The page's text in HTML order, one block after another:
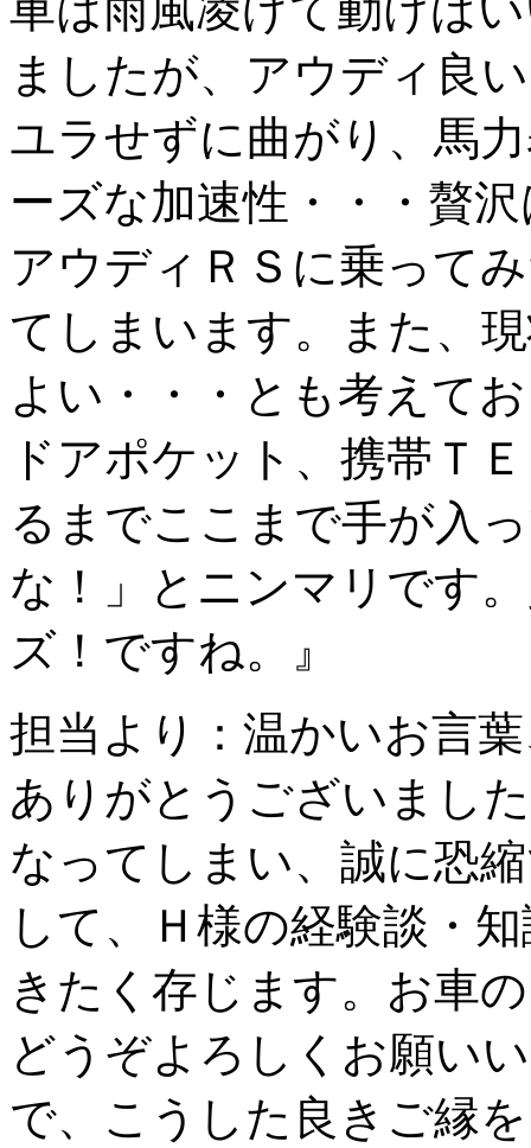
車は雨風凌げて動けば
ましたが、アウディ良
ユラせずに曲がり、馬
ーズな加速性・・・贅
アウディＲＳに乗って
てしまいます。また、
よい・・・とも考えて
ドアポケット、携帯Ｔ
るまでここまで手が入
な！」とニンマリです
ズ！ですね。』
担当より：温かいお言
ありがとうございまし
なってしまい、誠に恐
して、Ｈ様の経験談・
きたく存じます。お車
どうぞよろしくお願い
で、こうした良きご縁